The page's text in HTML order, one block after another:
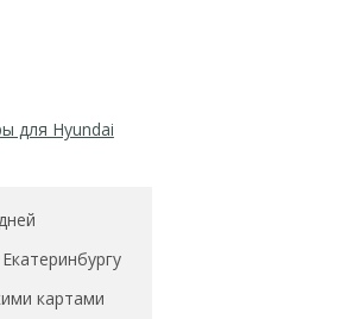
для Hyundai
картами